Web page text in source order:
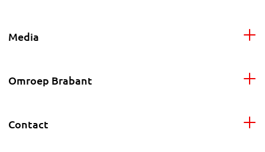
Media
Omroep Brabant
Contact